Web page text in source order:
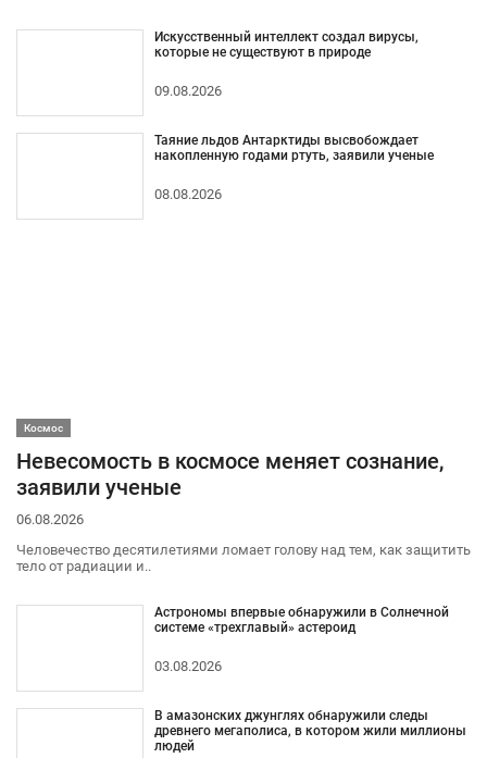
Искусственный интеллект создал вирусы,
которые не существуют в природе
09.08.2026
Таяние льдов Антарктиды высвобождает
накопленную годами ртуть, заявили ученые
08.08.2026
Космос
Невесомость в космосе меняет сознание,
заявили ученые
06.08.2026
Человечество десятилетиями ломает голову над тем, как защитить
тело от радиации и..
Астрономы впервые обнаружили в Солнечной
системе «трехглавый» астероид
03.08.2026
В амазонских джунглях обнаружили следы
древнего мегаполиса, в котором жили миллионы
людей